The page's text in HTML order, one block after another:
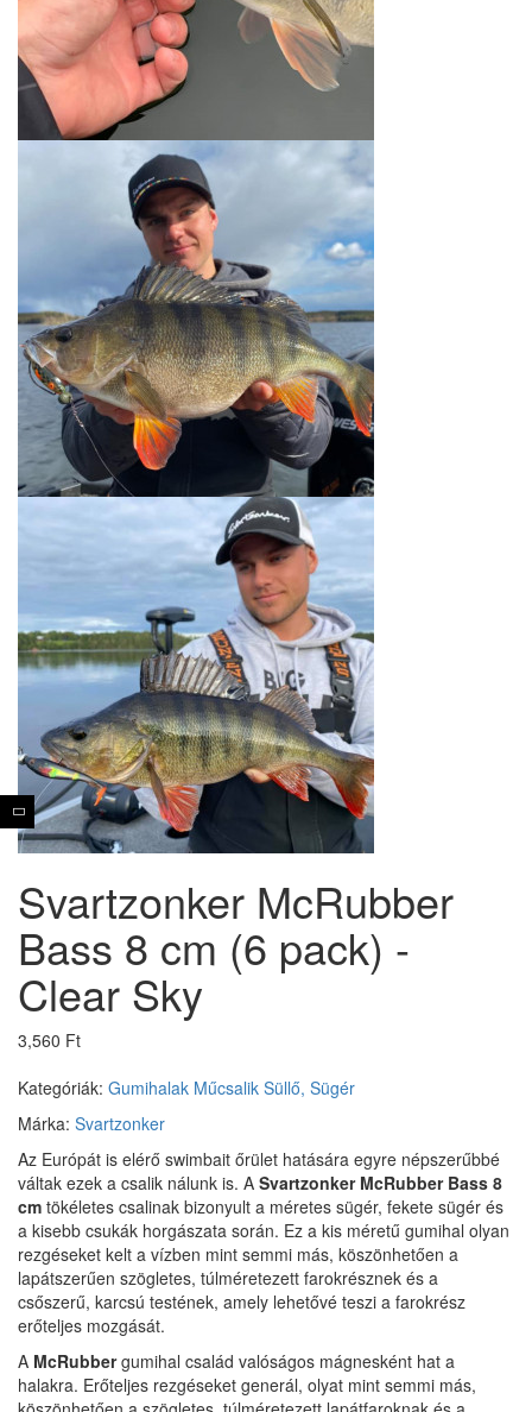
Svartzonker McRubber
Bass 8 cm (6 pack) -
Clear Sky
3,560 Ft
Kategóriák: Gumihalak Műcsalik Süllő, Sügér
Márka: Svartzonker
Az Európát is elérő swimbait őrület hatására egyre népszerűbbé
váltak ezek a csalik nálunk is. A Svartzonker McRubber Bass 8
cm tökéletes csalinak bizonyult a méretes sügér, fekete sügér és
a kisebb csukák horgászata során. Ez a kis méretű gumihal olyan
rezgéseket kelt a vízben mint semmi más, köszönhetően a
lapátszerűen szögletes, túlméretezett farokrésznek és a
csőszerű, karcsú testének, amely lehetővé teszi a farokrész
erőteljes mozgását.
A McRubbergumihal család valóságos mágnesként hat a
halakra. Erőteljes rezgéseket generál, olyat mint semmi más,